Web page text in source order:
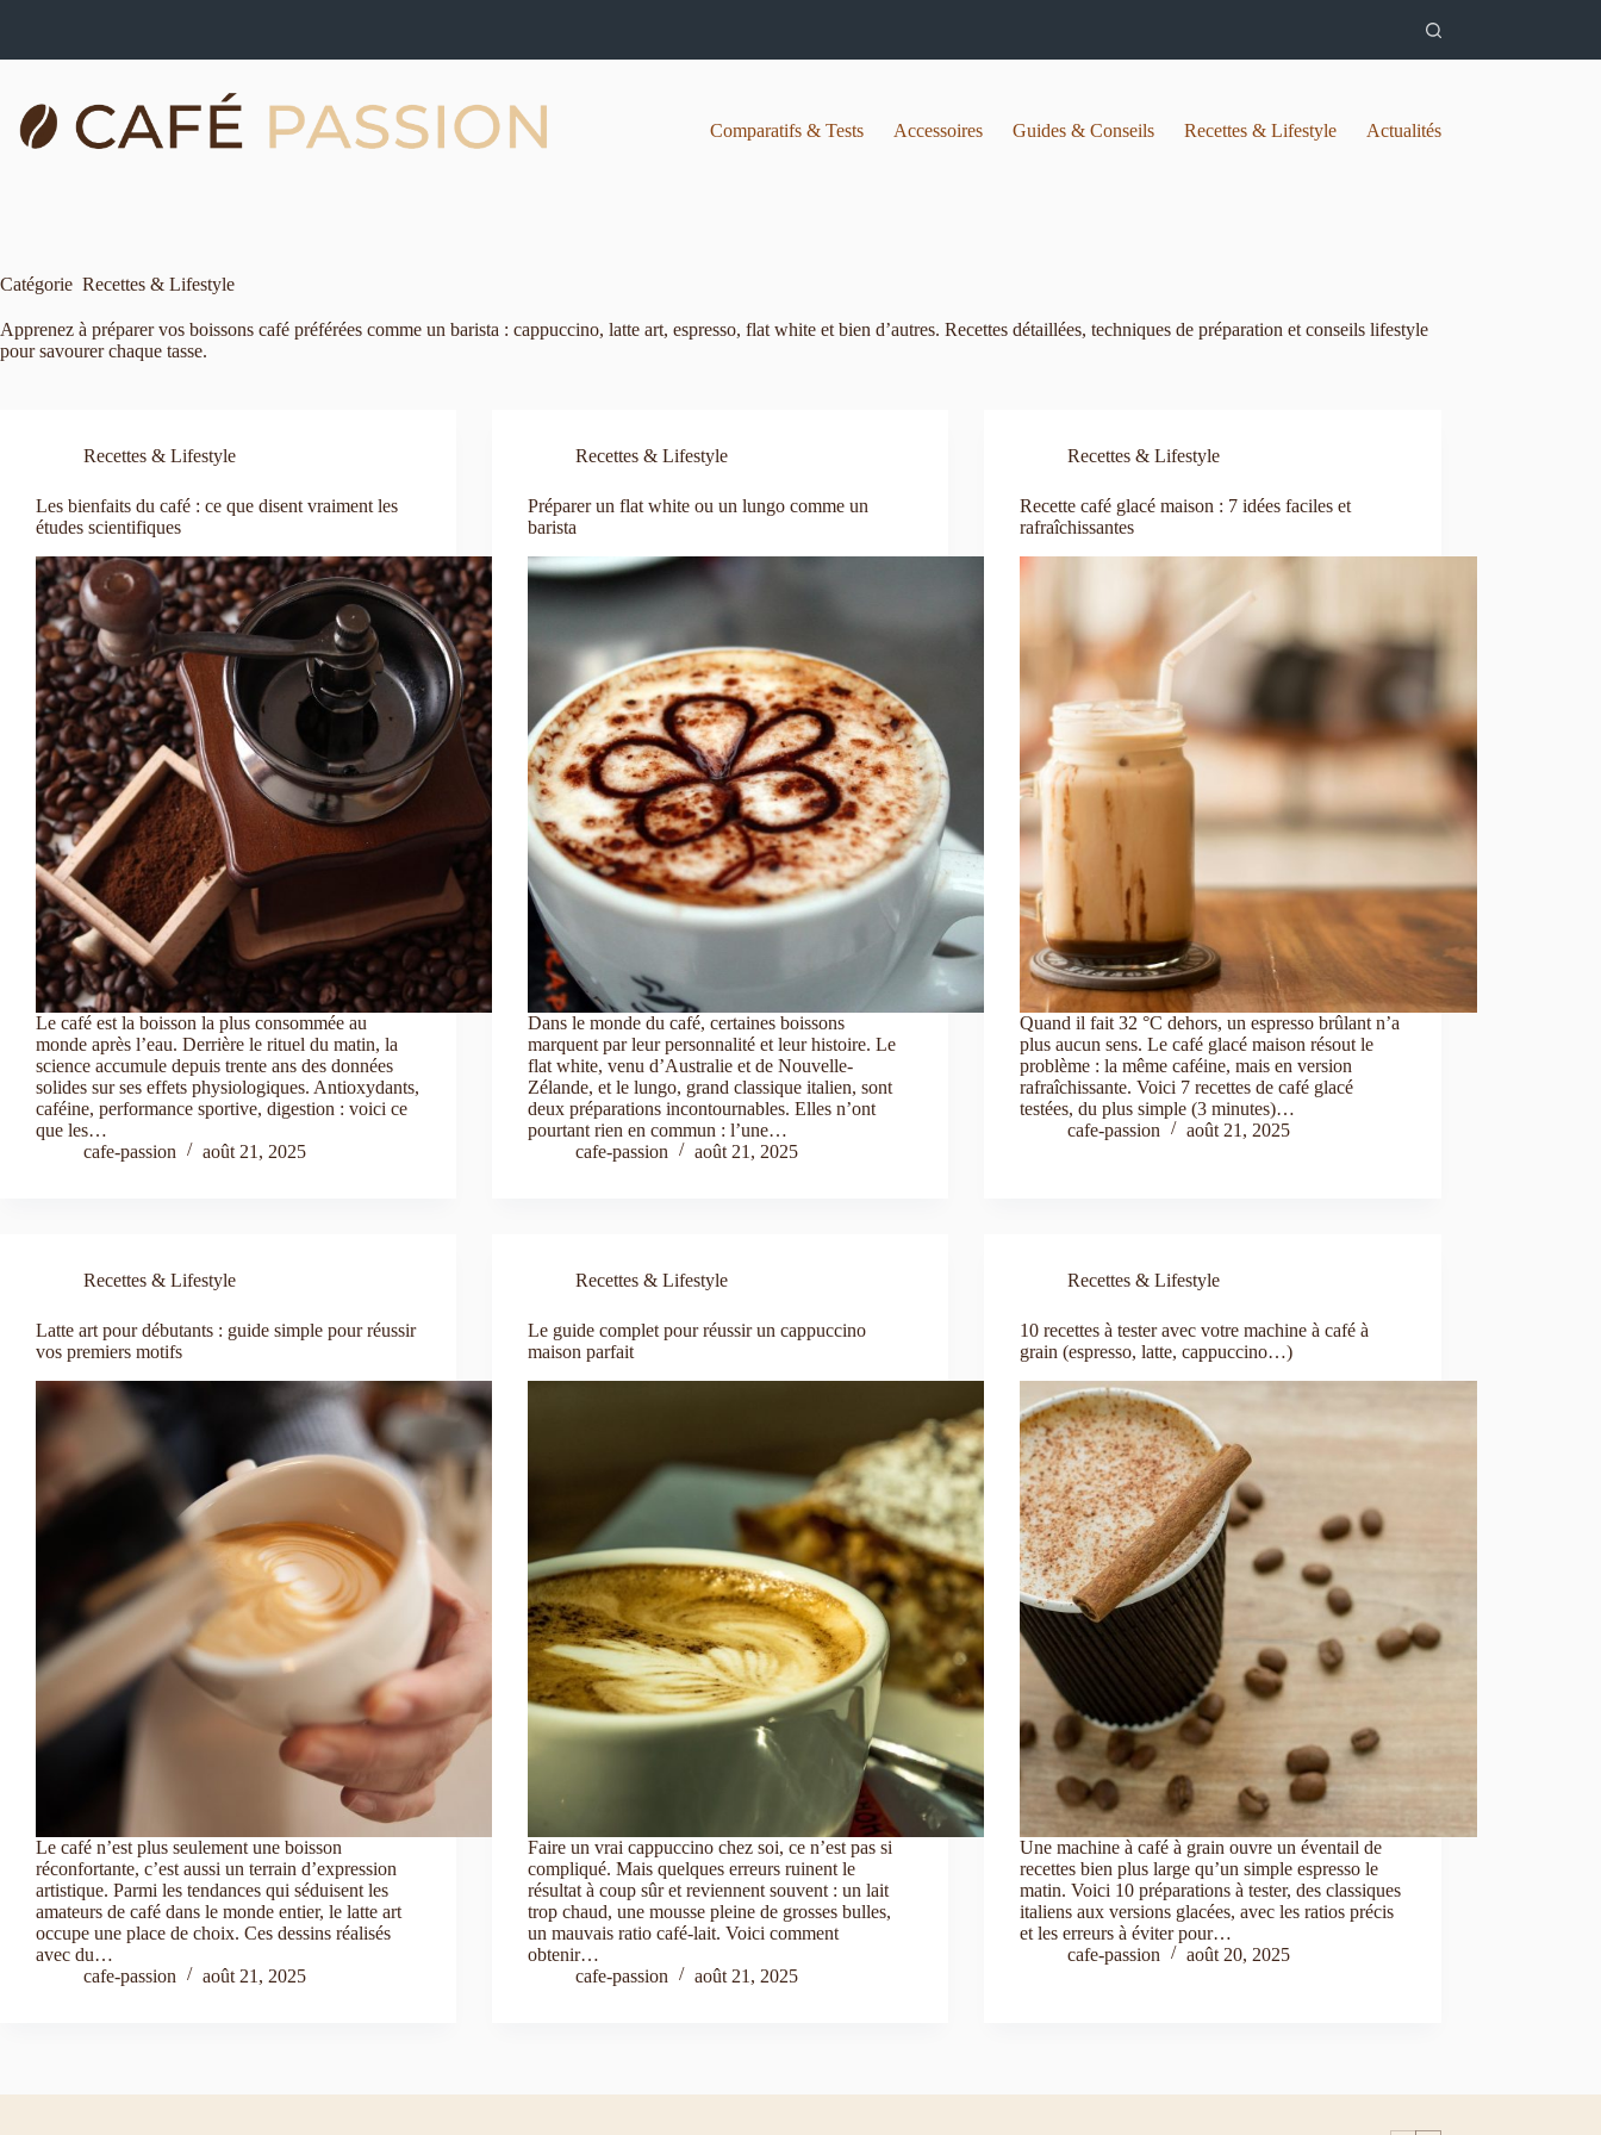
Comparatifs & Tests Accessoires Guides & Conseils Recettes & Lifestyle Actualités
Catégorie Recettes & Lifestyle
Apprenez à préparer vos boissons café préférées comme un barista : cappuccino, latte art, espresso, flat white et bien d’autres. Recettes détaillées, techniques de préparation et conseils lifestyle
pour savourer chaque tasse.
Recettes & Lifestyle
Les bienfaits du café : ce que disent vraiment les
études scientifiques
Le café est la boisson la plus consommée au
monde après l’eau. Derrière le rituel du matin, la
science accumule depuis trente ans des données
solides sur ses effets physiologiques. Antioxydants,
caféine, performance sportive, digestion : voici ce
que les…
cafe-passion
août 21, 2025
Recettes & Lifestyle
Préparer un flat white ou un lungo comme un
barista
Dans le monde du café, certaines boissons
marquent par leur personnalité et leur histoire. Le
flat white, venu d’Australie et de Nouvelle-
Zélande, et le lungo, grand classique italien, sont
deux préparations incontournables. Elles n’ont
pourtant rien en commun : l’une…
cafe-passion
août 21, 2025
Recettes & Lifestyle
Recette café glacé maison : 7 idées faciles et
rafraîchissantes
Quand il fait 32 °C dehors, un espresso brûlant n’a
plus aucun sens. Le café glacé maison résout le
problème : la même caféine, mais en version
rafraîchissante. Voici 7 recettes de café glacé
testées, du plus simple (3 minutes)…
cafe-passion
août 21, 2025
Recettes & Lifestyle
Latte art pour débutants : guide simple pour réussir
vos premiers motifs
Le café n’est plus seulement une boisson
réconfortante, c’est aussi un terrain d’expression
artistique. Parmi les tendances qui séduisent les
amateurs de café dans le monde entier, le latte art
occupe une place de choix. Ces dessins réalisés
avec du…
cafe-passion
août 21, 2025
Recettes & Lifestyle
Le guide complet pour réussir un cappuccino
maison parfait
Faire un vrai cappuccino chez soi, ce n’est pas si
compliqué. Mais quelques erreurs ruinent le
résultat à coup sûr et reviennent souvent : un lait
trop chaud, une mousse pleine de grosses bulles,
un mauvais ratio café-lait. Voici comment
obtenir…
cafe-passion
août 21, 2025
Recettes & Lifestyle
10 recettes à tester avec votre machine à café à
grain (espresso, latte, cappuccino…)
Une machine à café à grain ouvre un éventail de
recettes bien plus large qu’un simple espresso le
matin. Voici 10 préparations à tester, des classiques
italiens aux versions glacées, avec les ratios précis
et les erreurs à éviter pour…
cafe-passion
août 20, 2025